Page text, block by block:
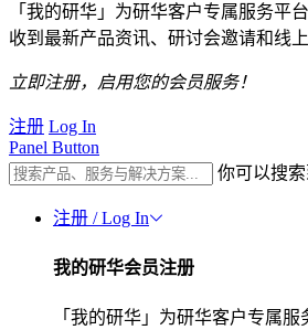
「我的研华」为研华客户专属服务平
收到最新产品资讯、研讨会邀请和线
立即注册，启用您的会员服务！
注册 Log In
Panel Button
你可以搜
注册 / Log In
我的研华会员注册
「我的研华」为研华客户专属